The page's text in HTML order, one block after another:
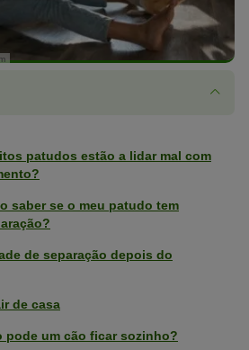
patudos estão a lidar mal com
saber se o meu patudo tem
de separação depois do
de casa
pode um cão ficar sozinho?